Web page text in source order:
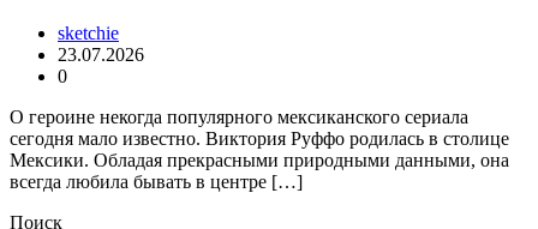
sketchie
23.07.2026
0
О героине некогда популярного мексиканского сериала
сегодня мало известно. Виктория Руффо родилась в столице
Мексики. Обладая прекрасными природными данными, она
всегда любила бывать в центре […]
Поиск